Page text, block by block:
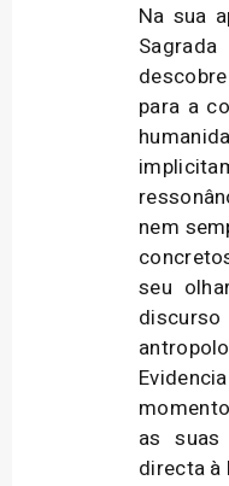
Na sua
para a
nem
seu
as suas
directa à